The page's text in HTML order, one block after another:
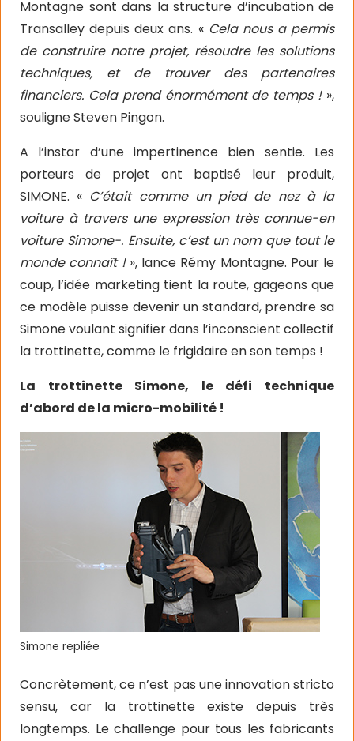
Montagne sont dans la structure d’incubation de
Transalley depuis deux ans. « Cela nous a permis
de construire notre projet, résoudre les solutions
techniques, et de trouver des partenaires
financiers. Cela prend énormément de temps !»,
souligne Steven Pingon.
A l’instar d’une impertinence bien sentie. Les
porteurs de projet ont baptisé leur produit,
SIMONE. « C’était comme un pied de nez à la
voiture à travers une expression très connue-en
voiture Simone-. Ensuite, c’est un nom que tout le
monde connaît ! », lance Rémy Montagne. Pour le
coup, l’idée marketing tient la route, gageons que
ce modèle puisse devenir un standard, prendre sa
Simone voulant signifier dans l’inconscient collectif
la trottinette, comme le frigidaire en son temps !
La trottinette Simone, le défi technique
d’abord de la micro-mobilité !
Simone repliée
Concrètement, ce n’est pas une innovation stricto
sensu, car la trottinette existe depuis très
longtemps. Le challenge pour tous les fabricants